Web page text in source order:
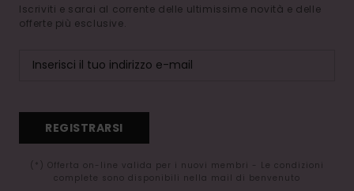
Iscriviti e sarai al corrente delle ultimissime novità e delle
offerte più esclusive.
REGISTRARSI
(*) Offerta on-line valida per i nuovi membri - Le condizioni
complete sono disponibili nella mail di benvenuto